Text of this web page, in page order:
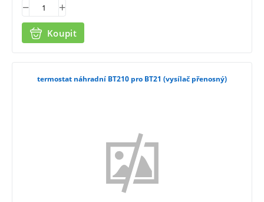
Koupit
termostat náhradní BT210 pro BT21 (vysílač přenosný)